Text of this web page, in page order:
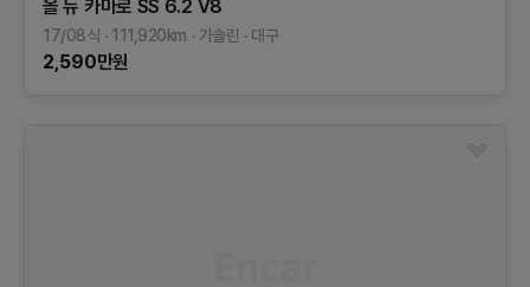
올 뉴 카마로 SS 6.2 V8
17/08식 111,920km 가솔린 대구
2,590만원